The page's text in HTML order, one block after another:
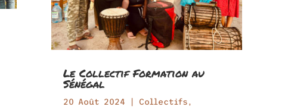
Le Collectif Formation au
Sénégal
20 Août 2024 Collectifs,